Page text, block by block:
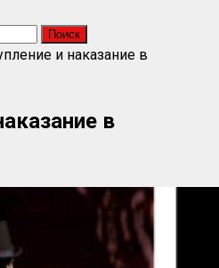
и наказание в
в